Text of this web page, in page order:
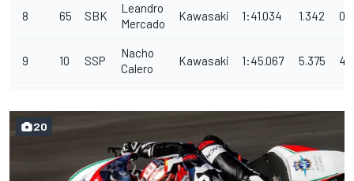
8 65 SBK
Leandro
Mercado
Kawasaki 1:41.034 1.342
9 10 SSP
Nacho
Calero
Kawasaki 1:45.067 5.375
20